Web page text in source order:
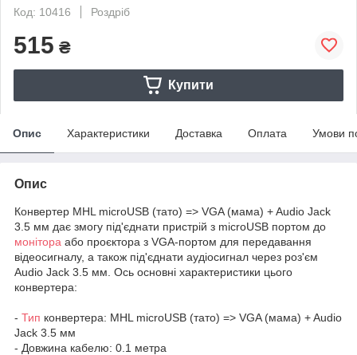
Код: 10416
Роздріб
515 ₴
Купити
Опис Характеристики Доставка Оплата Умови
Опис
Конвертер MHL microUSB (тато) => VGA (мама) + Audio Jack
3.5 мм дає змогу під'єднати пристрій з microUSB портом до
монітора або проєктора з VGA-портом для передавання
відеосигналу, а також під'єднати аудіосигнал через роз'єм
Audio Jack 3.5 мм. Ось основні характеристики цього
конвертера:
- Тип конвертера: MHL microUSB (тато) => VGA (мама) + Audio
Jack 3.5 мм
- Довжина кабелю: 0.1 метра